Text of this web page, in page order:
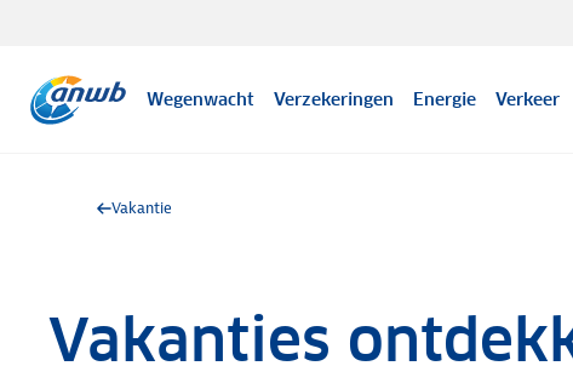
Wegenwacht Verzekeringen Energie Verkeer
Vakantie
Vakanties